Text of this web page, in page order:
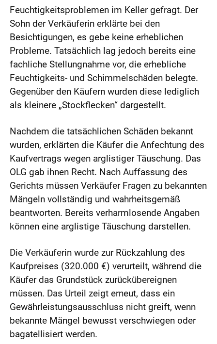
Feuchtigkeitsproblemen im Keller gefragt. Der
Sohn der Verkäuferin erklärte bei den
Besichtigungen, es gebe keine erheblichen
Probleme. Tatsächlich lag jedoch bereits eine
fachliche Stellungnahme vor, die erhebliche
Feuchtigkeits- und Schimmelschäden belegte.
Gegenüber den Käufern wurden diese lediglich
als kleinere „Stockflecken“ dargestellt.
Nachdem die tatsächlichen Schäden bekannt
wurden, erklärten die Käufer die Anfechtung des
Kaufvertrags wegen arglistiger Täuschung. Das
OLG gab ihnen Recht. Nach Auffassung des
Gerichts müssen Verkäufer Fragen zu bekannten
Mängeln vollständig und wahrheitsgemäß
beantworten. Bereits verharmlosende Angaben
können eine arglistige Täuschung darstellen.
Die Verkäuferin wurde zur Rückzahlung des
Kaufpreises (320.000 €) verurteilt, während die
Käufer das Grundstück zurückübereignen
müssen. Das Urteil zeigt erneut, dass ein
Gewährleistungsausschluss nicht greift, wenn
bekannte Mängel bewusst verschwiegen oder
bagatellisiert werden.